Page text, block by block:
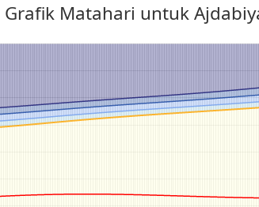
Grafik Matahari untuk